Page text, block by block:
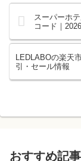
スーパーホ
コード｜
LEDLABOの楽天
引・セール情報
おすすめ記事